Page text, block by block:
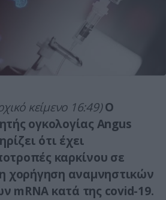
κείμενο 16:49) Ο
ογκολογίας Angus
ότι έχει
καρκίνου σε
χορήγηση αναμνηστικών
mRNA κατά της covid-19.